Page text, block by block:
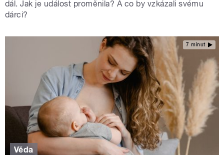
dál. Jak je událost proměnila? A co by vzkázali svému
dárci?
7 minut
Věda